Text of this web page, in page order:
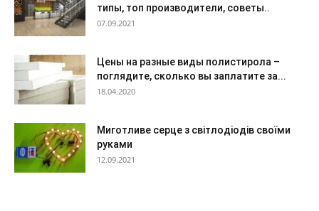
типы, топ производители, советы..
07.09.2021
Цены на разные виды полистирола –
поглядите, сколько вы заплатите за...
18.04.2020
Миготливе серце з світлодіодів своїми
руками
12.09.2021